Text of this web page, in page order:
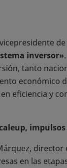
inversor»
tanto
económico
eficiencia y
en las